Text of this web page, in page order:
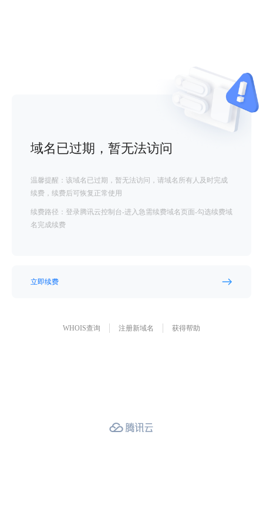
域名已过期，暂无法访问
温馨提醒：该域名已过期，暂无法访问，请域名所有人及时完成
续费，续费后可恢复正常使用
续费路径：登录腾讯云控制台-进入急需续费域名页面-勾选续费域
名完成续费
立即续费
WHOIS查询 注册新域名 获得帮助